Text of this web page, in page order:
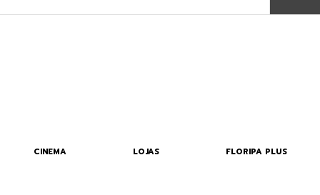
CINEMA LOJAS FLORIPA PLUS